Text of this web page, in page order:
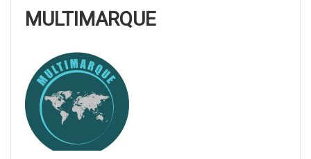
MULTIMARQUE